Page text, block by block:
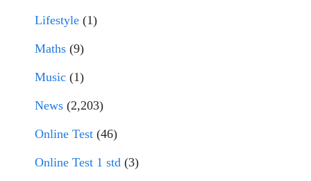
Lifestyle (1)
Maths (9)
Music (1)
News (2,203)
Online Test (46)
Online Test 1 std (3)